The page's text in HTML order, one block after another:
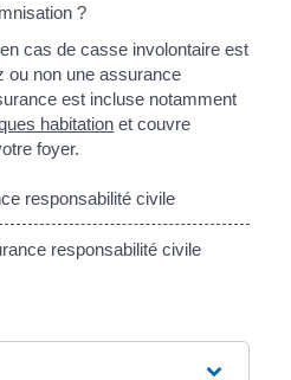
?
cas de casse involontaire est
ou non une assurance
est incluse notamment
habitation et couvre
foyer.
responsabilité civile
responsabilité civile